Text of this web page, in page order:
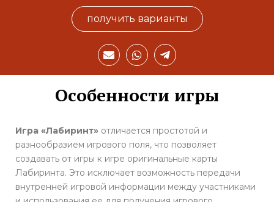
получить варианты
E
n
l
o
e
W
h
s
a
p
T
e
g
r
m
-
p
l
a
e
Особенности игры
Игра «Лабиринт» отличается простотой и
разнообразием игрового поля, что позволяет
создавать от игры к игре оригинальные карты
Лабиринта. Это исключает возможность передачи
внутренней игровой информации между участниками